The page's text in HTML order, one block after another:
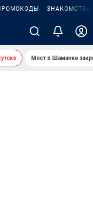
ЗНАКОМСТВА
Мост в Шаманке